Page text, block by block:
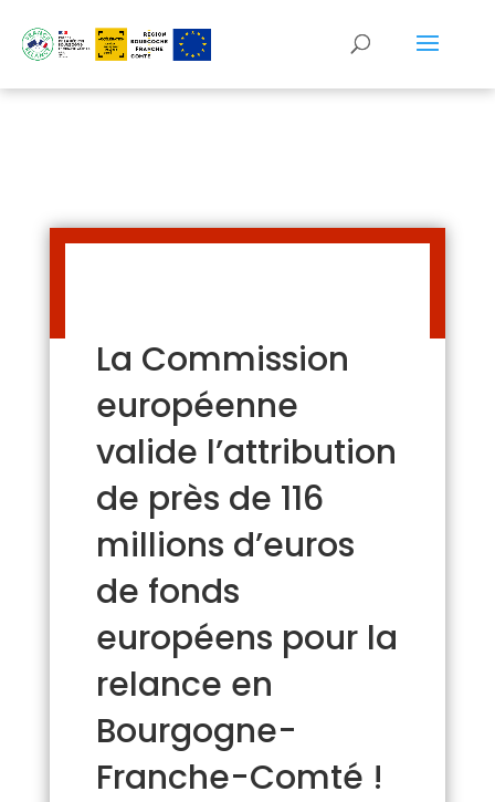
La Commission
européenne
valide l’attribution
de près de 116
millions d’euros
de fonds
européens pour la
relance en
Bourgogne-
Franche-Comté !